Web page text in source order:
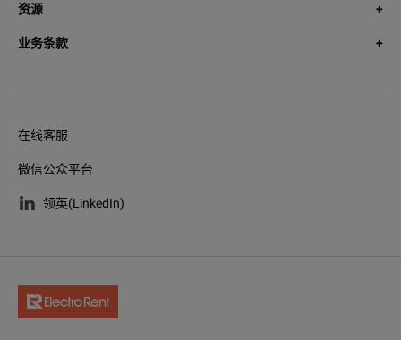
资源
业务条款
在线客服
微信公众平台
领英(LinkedIn)